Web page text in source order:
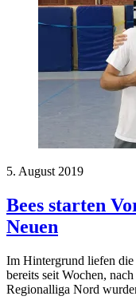
5. August 2019
Bees starten
Neuen
Im Hintergrund liefen die
bereits seit Wochen,
Regionalliga Nord